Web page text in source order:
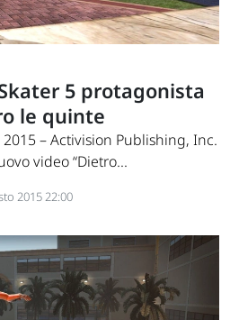
5 protagonista
le quinte
– Activision Publishing, Inc.
video “Dietro...
2015 22:00